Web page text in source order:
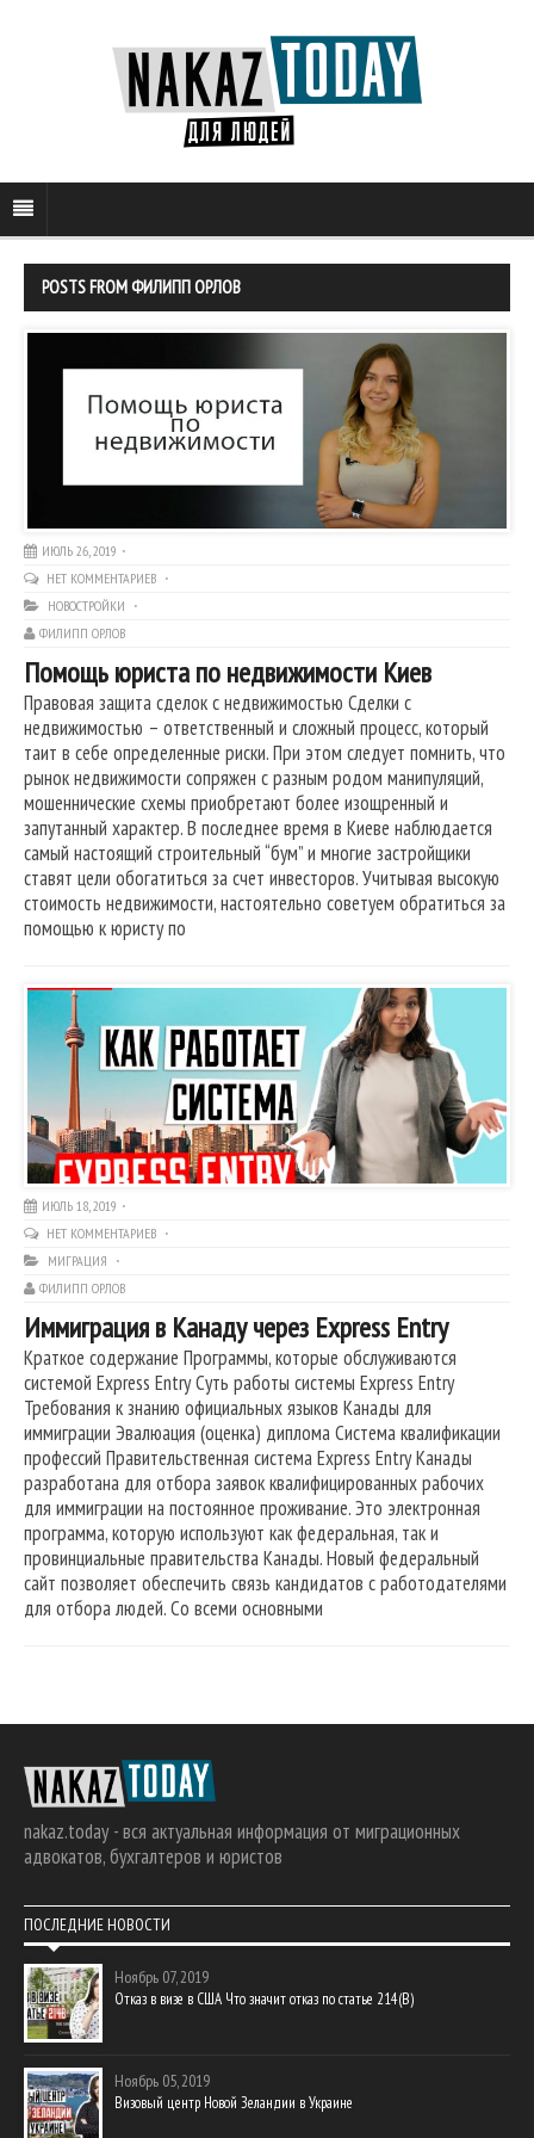
POSTS FROM ФИЛИПП ОРЛОВ
ИЮЛЬ 26, 2019
НЕТ КОММЕНТАРИЕВ
НОВОСТРОЙКИ
ФИЛИПП ОРЛОВ
Помощь юриста по недвижимости Киев
Правовая защита сделок с недвижимостью Сделки с
недвижимостью – ответственный и сложный процесс, который
таит в себе определенные риски. При этом следует помнить, что
рынок недвижимости сопряжен с разным родом манипуляций,
мошеннические схемы приобретают более изощренный и
запутанный характер. В последнее время в Киеве наблюдается
самый настоящий строительный “бум” и многие застройщики
ставят цели обогатиться за счет инвесторов. Учитывая высокую
стоимость недвижимости, настоятельно советуем обратиться за
помощью к юристу по
ИЮЛЬ 18, 2019
НЕТ КОММЕНТАРИЕВ
МИГРАЦИЯ
ФИЛИПП ОРЛОВ
Иммиграция в Канаду через Express Entry
Краткое содержание Программы, которые обслуживаются
системой Express Entry Суть работы системы Express Entry
Требования к знанию официальных языков Канады для
иммиграции Эвалюация (оценка) диплома Система квалификации
профессий Правительственная система Express Entry Канады
разработана для отбора заявок квалифицированных рабочих
для иммиграции на постоянное проживание. Это электронная
программа, которую используют как федеральная, так и
провинциальные правительства Канады. Новый федеральный
сайт позволяет обеспечить связь кандидатов с работодателями
для отбора людей. Со всеми основными
nakaz.today - вся актуальная информация от миграционных
адвокатов, бухгалтеров и юристов
ПОСЛЕДНИЕ НОВОСТИ
Ноябрь 07, 2019
Отказ в визе в США Что значит отказ по статье 214(В)
Ноябрь 05, 2019
Визовый центр Новой Зеландии в Украине